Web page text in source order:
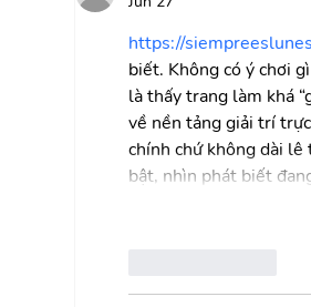
https://
biết. Không có ý chơi
là thấy trang làm khá
về nền tảng giải trí
chính chứ không dài lê
bật, nhìn phát biết